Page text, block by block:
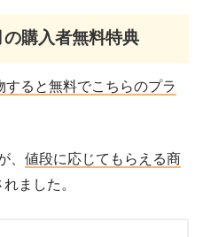
2024年11月14日 → 20
24年12月2日
購入者無料特典
すると無料でこちらのプラ
、 値段に応じてもらえる商
ました。